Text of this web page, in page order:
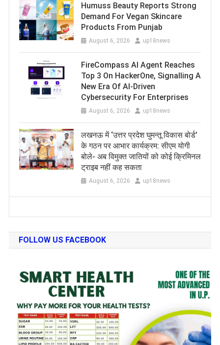
Humuss Beauty Reports Strong
Demand For Vegan Skincare
Products From Punjab
August 6, 2026 up18news
FireCompass AI Agent Reaches
Top 3 On HackerOne, Signalling A
New Era Of AI-Driven
Cybersecurity For Enterprises
August 6, 2026 up18news
लखनऊ में ‘उत्तर प्रदेश घुमन्तू विकास बोर्ड’
के गठन पर आभार कार्यक्रम: सीएम योगी
बोले- अब विमुक्त जातियों को कोई क्रिमिनल
ट्राइब नहीं कह सकता
August 6, 2026 up18news
FOLLOW US FACEBOOK